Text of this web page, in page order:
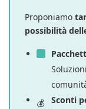
Proponiamo
possibilità
Sconti